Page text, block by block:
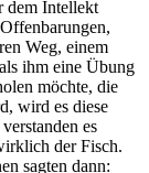
dem Intellekt
Weg, einem
ihm eine Übung
möchte, die
wird es diese
es
der Fisch.
sagten dann: